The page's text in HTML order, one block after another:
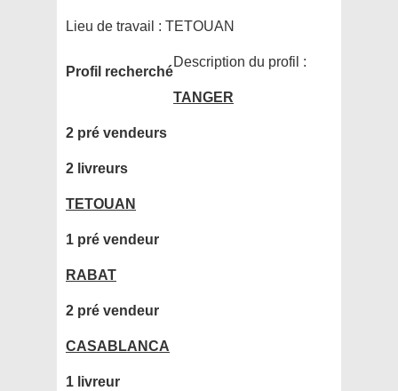
Lieu de travail : TETOUAN
Profil recherché
Description du profil :
TANGER
2 pré vendeurs
2 livreurs
TETOUAN
1 pré vendeur
RABAT
2 pré vendeur
CASABLANCA
1 livreur